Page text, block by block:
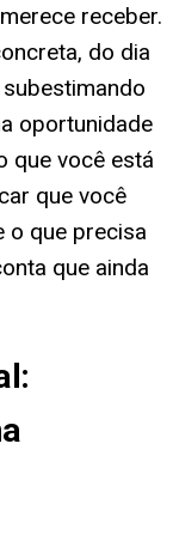
receber.
do dia
oportunidade
que você está
que você
o que precisa
que ainda